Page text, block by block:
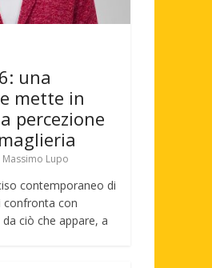
una
mette in
percezione
Massimo Lupo
contemporaneo di
confronta con
da ciò che appare, a